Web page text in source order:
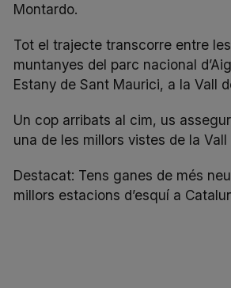
Montardo.
Tot el trajecte transcorre entre
muntanyes del parc nacional
Estany de Sant Maurici, a la Vall
Un cop arribats al cim, us
una de les millors vistes de la Vall
Destacat: Tens ganes de més
millors estacions d’esquí a